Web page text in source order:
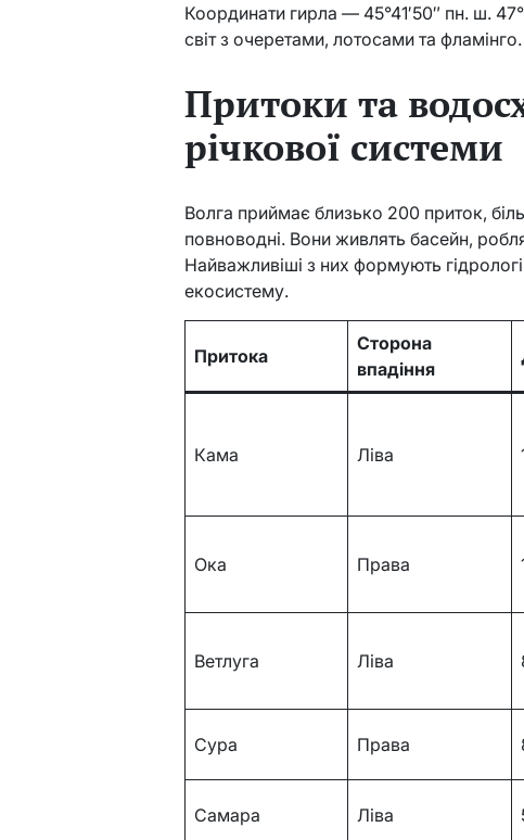
Координати гирла — 45°41′50″ пн. ш.
світ з очеретами, лотосами та фламінго.
Притоки та
річкової системи
Волга приймає близько 200 приток,
повноводні. Вони живлять басейн,
Найважливіші з них формують
екосистему.
Притока
Сторона
впадіння
Кама Ліва
Ока Права
Ветлуга Ліва
Сура Права
Самара Ліва